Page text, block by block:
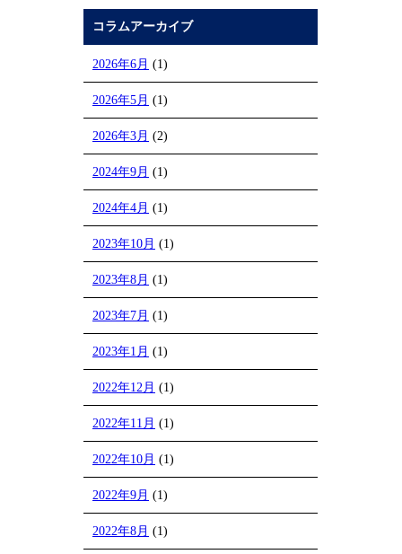
コラムアーカイブ
2026年6月 (1)
2026年5月 (1)
2026年3月 (2)
2024年9月 (1)
2024年4月 (1)
2023年10月 (1)
2023年8月 (1)
2023年7月 (1)
2023年1月 (1)
2022年12月 (1)
2022年11月 (1)
2022年10月 (1)
2022年9月 (1)
2022年8月 (1)